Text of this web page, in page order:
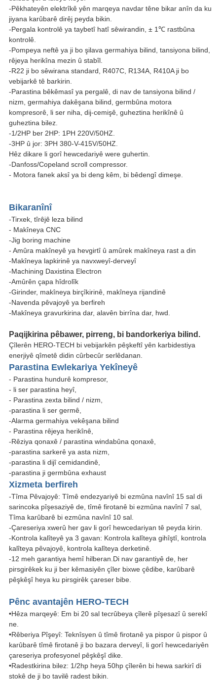
-Pêkhateyên elektrîkê yên marqeya navdar têne bikar anîn da ku
jiyana karûbarê dirêj peyda bikin.
-Pergala kontrolê ya taybetî hatî sêwirandin, ± 1℃ rastbûna
kontrolê.
-Pompeya neftê ya ji bo şilava germahiya bilind, tansiyona bilind,
rêjeya herikîna mezin û stabîl.
-R22 ji bo sêwirana standard, R407C, R134A, R410A ji bo
vebijarkê tê barkirin.
-Parastina bêkêmasî ya pergalê, di nav de tansiyona bilind /
nizm, germahiya dakêşana bilind, germbûna motora
kompresorê, li ser niha, dij-cemişê, guheztina herikînê û
guheztina bilez.
-1/2HP ber 2HP: 1PH 220V/50HZ.
-3HP û jor: 3PH 380-V-415V/50HZ.
Hêz dikare li gorî hewcedariyê were guhertin.
-Danfoss/Copeland scroll compressor.
- Motora fanek aksî ya bi deng kêm, bi bêdengî dimeşe.
Bikaranînî
-Tirxek, tîrêjê leza bilind
- Makîneya CNC
-Jig boring machine
- Amûra makîneyê ya hevgirtî û amûrek makîneya rast a din
-Makîneya lapkirinê ya navxweyî-derveyî
-Machining Daxistina Electron
-Amûrên çapa hîdrolîk
-Girinder, makîneya birçîkirinê, makîneya rijandinê
-Navenda pêvajoyê ya berfireh
-Makîneya gravurkirina dar, alavên birrîna dar, hwd.
Paqijkirina pêbawer, pirreng, bi bandorkeriya bilind.
Çîlerên HERO-TECH bi vebijarkên pêşkeftî yên karbidestiya
enerjiyê qîmetê didin cûrbecûr serlêdanan.
Parastina Ewlekariya Yekîneyê
- Parastina hundurê kompresor,
- li ser parastina heyî,
- Parastina zexta bilind / nizm,
-parastina li ser germê,
-Alarma germahiya vekêşana bilind
- Parastina rêjeya herikînê,
-Rêziya qonaxê / parastina windabûna qonaxê,
-parastina sarkerê ya asta nizm,
-parastina li dijî cemidandinê,
-parastina ji germbûna exhaust
Xizmeta berfireh
-Tîma Pêvajoyê: Tîmê endezyariyê bi ezmûna navînî 15 sal di
sarincoka pîşesaziyê de, tîmê firotanê bi ezmûna navînî 7 sal,
Tîma karûbarê bi ezmûna navînî 10 sal.
-Çareseriya xwerû her gav li gorî hewcedariyan tê peyda kirin.
-Kontrola kalîteyê ya 3 gavan: Kontrola kalîteya gihîştî, kontrola
kalîteya pêvajoyê, kontrola kalîteya derketinê.
-12 meh garantiya hemî hilberan.Di nav garantiyê de, her
pirsgirêkek ku ji ber kêmasiyên çîler bixwe çêdibe, karûbarê
pêşkêşî heya ku pirsgirêk çareser bibe.
Pênc avantajên HERO-TECH
•Hêza marqeyê: Em bi 20 sal tecrûbeya çîlerê pîşesazî û serekî
ne.
•Rêberiya Pîşeyî: Teknîsyen û tîmê firotanê ya pispor û pispor û
karûbarê tîmê firotanê ji bo bazara derveyî, li gorî hewcedariyên
çareseriya profesyonel pêşkêşî dike.
•Radestkirina bilez: 1/2hp heya 50hp çîlerên bi hewa sarkirî di
stokê de ji bo tavilê radest bikin.